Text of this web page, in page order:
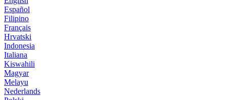
Español
Filipino
Français
Hrvatski
Indonesia
Italiana
Kiswahili
Magyar
Melayu
Nederlands